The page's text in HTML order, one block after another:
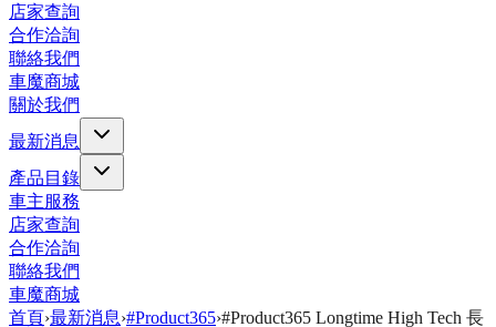
店家查詢
合作洽詢
聯絡我們
車魔商城
關於我們
最新消息
產品目錄
車主服務
店家查詢
合作洽詢
聯絡我們
車魔商城
首頁›最新消息›#Product365›#Product365 Longtime High Tech 長